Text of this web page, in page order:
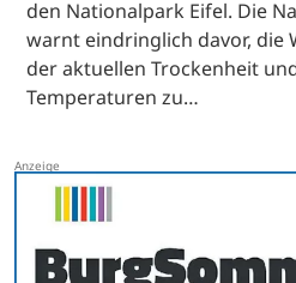
den Nationalpark Eifel. Die
warnt eindringlich davor, die
der aktuellen Trockenheit
Temperaturen zu…